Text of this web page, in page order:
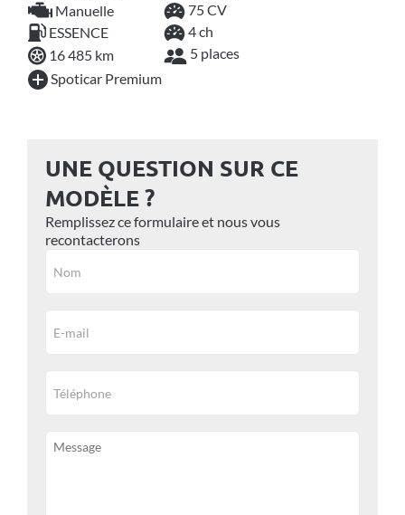
Manuelle
75 CV
ESSENCE
4 ch
16 485 km
5 places
Spoticar Premium
UNE QUESTION SUR CE
MODÈLE ?
Remplissez ce formulaire et nous vous
recontacterons